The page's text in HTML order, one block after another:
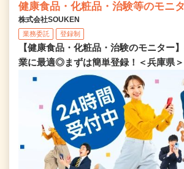
健康食品・化粧品・治験等のモニ
株式会社SOUKEN
業務委託 登録制
【健康食品・化粧品・治験のモニター
業に最適◎まずは簡単登録！＜兵庫県＞